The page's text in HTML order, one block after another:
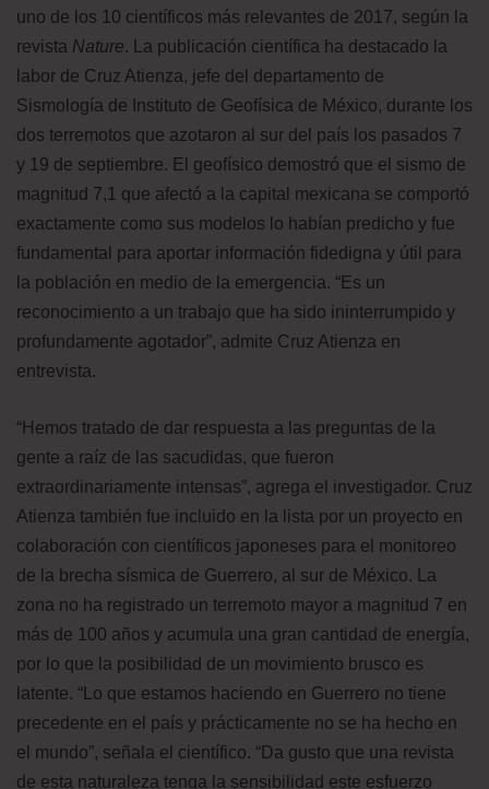
uno de los 10 científicos más relevantes de 2017, según la
revista Nature. La publicación científica ha destacado la
labor de Cruz Atienza, jefe del departamento de
Sismología de Instituto de Geofísica de México, durante los
dos terremotos que azotaron al sur del país los pasados 7
y 19 de septiembre. El geofísico demostró que el sismo de
magnitud 7,1 que afectó a la capital mexicana se comportó
exactamente como sus modelos lo habían predicho y fue
fundamental para aportar información fidedigna y útil para
la población en medio de la emergencia. “Es un
reconocimiento a un trabajo que ha sido ininterrumpido y
profundamente agotador”, admite Cruz Atienza en
entrevista.
“Hemos tratado de dar respuesta a las preguntas de la
gente a raíz de las sacudidas, que fueron
extraordinariamente intensas”, agrega el investigador. Cruz
Atienza también fue incluido en la lista por un proyecto en
colaboración con científicos japoneses para el monitoreo
de la brecha sísmica de Guerrero, al sur de México. La
zona no ha registrado un terremoto mayor a magnitud 7 en
más de 100 años y acumula una gran cantidad de energía,
por lo que la posibilidad de un movimiento brusco es
latente. “Lo que estamos haciendo en Guerrero no tiene
precedente en el país y prácticamente no se ha hecho en
el mundo”, señala el científico. “Da gusto que una revista
de esta naturaleza tenga la sensibilidad este esfuerzo